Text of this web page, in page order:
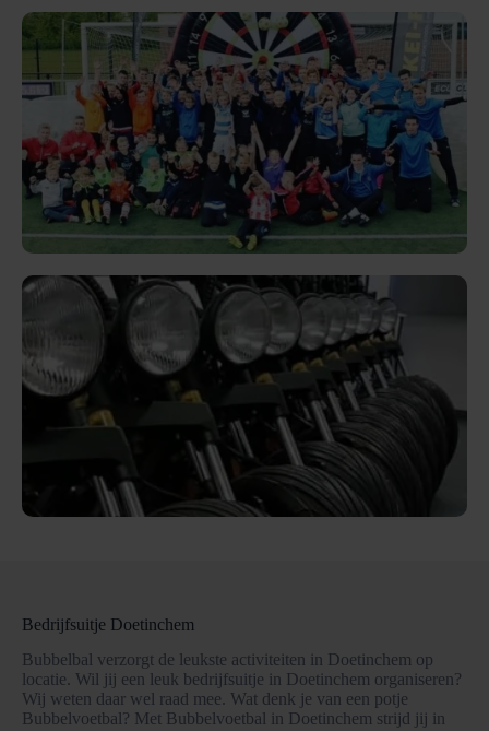
Bedrijfsuitje Doetinchem
Bubbelbal verzorgt de leukste activiteiten in Doetinchem op
locatie. Wil jij een leuk bedrijfsuitje in Doetinchem organiseren?
Wij weten daar wel raad mee. Wat denk je van een potje
Bubbelvoetbal? Met Bubbelvoetbal in Doetinchem strijd jij in